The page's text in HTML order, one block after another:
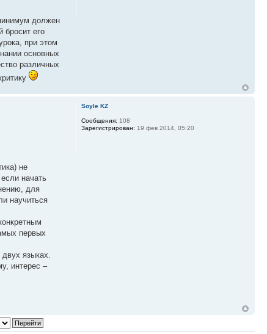
должен
бросит его
при этом
основных
различных
не
начать
для
научиться
первых
языках.
интерес –
Soyle KZ
Сообщения: 108
Зарегистрирован: 19 фев 2014, 05:20